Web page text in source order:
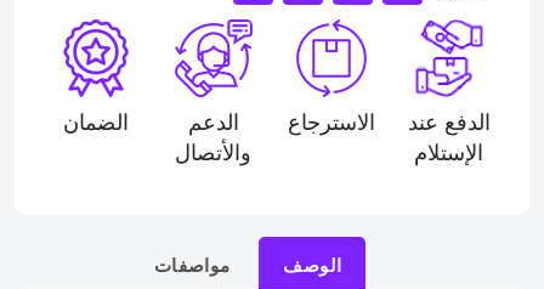
الدفع عند
الإستلام
الاسترجاع
الدعم
والأتصال
الضمان
الوصف مواصفات